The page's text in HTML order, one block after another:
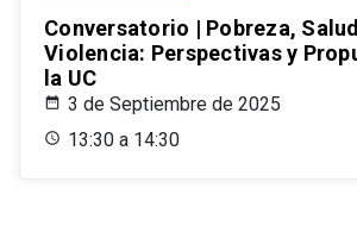
Conversatorio | Pobreza,
Violencia: Perspectivas y
la UC
3 de Septiembre de 2025
13:30 a 14:30